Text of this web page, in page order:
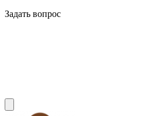
Задать вопрос